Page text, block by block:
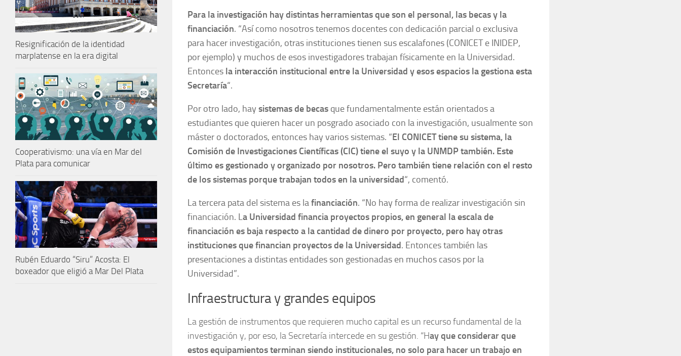
Para la investigación hay distintas herramientas que son el personal, las becas y la
financiación. “Así como nosotros tenemos docentes con dedicación parcial o exclusiva
para hacer investigación, otras instituciones tienen sus escalafones (CONICET e INIDEP,
por ejemplo) y muchos de esos investigadores trabajan físicamente en la Universidad.
Entonces la interacción institucional entre la Universidad y esos espacios la gestiona esta
Secretaría“.
Por otro lado, hay sistemas de becas que fundamentalmente están orientados a
estudiantes que quieren hacer un posgrado asociado con la investigación, usualmente son
máster o doctorados, entonces hay varios sistemas. “El CONICET tiene su sistema, la
Comisión de Investigaciones Científicas (CIC) tiene el suyo y la UNMDP también. Este
último es gestionado y organizado por nosotros. Pero también tiene relación con el resto
de los sistemas porque trabajan todos en la universidad“, comentó.
La tercera pata del sistema es lafinanciación. “No hay forma de realizar investigación sin
financiación. La Universidad financia proyectos propios, en general la escala de
financiación es baja respecto a la cantidad de dinero por proyecto, pero hay otras
instituciones que financian proyectos de la Universidad. Entonces también las
presentaciones a distintas entidades son gestionadas en muchos casos por la
Universidad”.
Infraestructura y grandes equipos
La gestión de instrumentos que requieren mucho capital es un recurso fundamental de la
investigación y, por eso, la Secretaría intercede en su gestión. “Hay que considerar que
estos equipamientos terminan siendo institucionales, no solo para hacer un trabajo en
Resignificación de la identidad
marplatense en la era digital
Cooperativismo: una vía en Mar del
Plata para comunicar
Rubén Eduardo “Siru” Acosta: El
boxeador que eligió a Mar Del Plata